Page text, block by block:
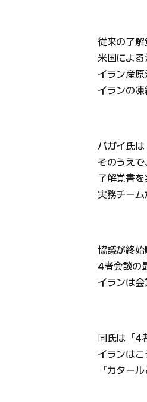
従来の了解
米国によ
イラン産原
イランの
バガイ氏
そのうえで
了解覚書を
実務チー
協議が終始
4者会談の
イランは会
同氏は「4
イランはこ
「カター